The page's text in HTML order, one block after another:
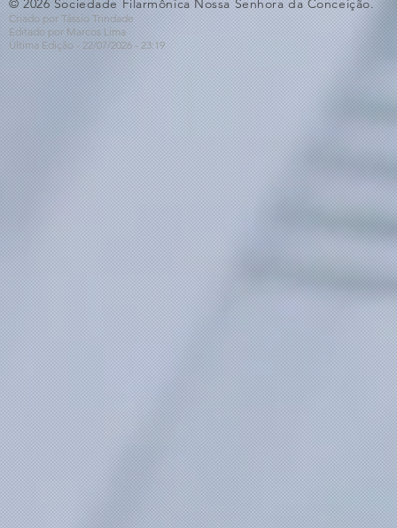
© 2026 Sociedade Filarmônica Nossa Senhora da Conceição.
Criado por Tássio Trindade
Editado por Marcos Lima
Última Edição - 22/07/2026 - 23:19